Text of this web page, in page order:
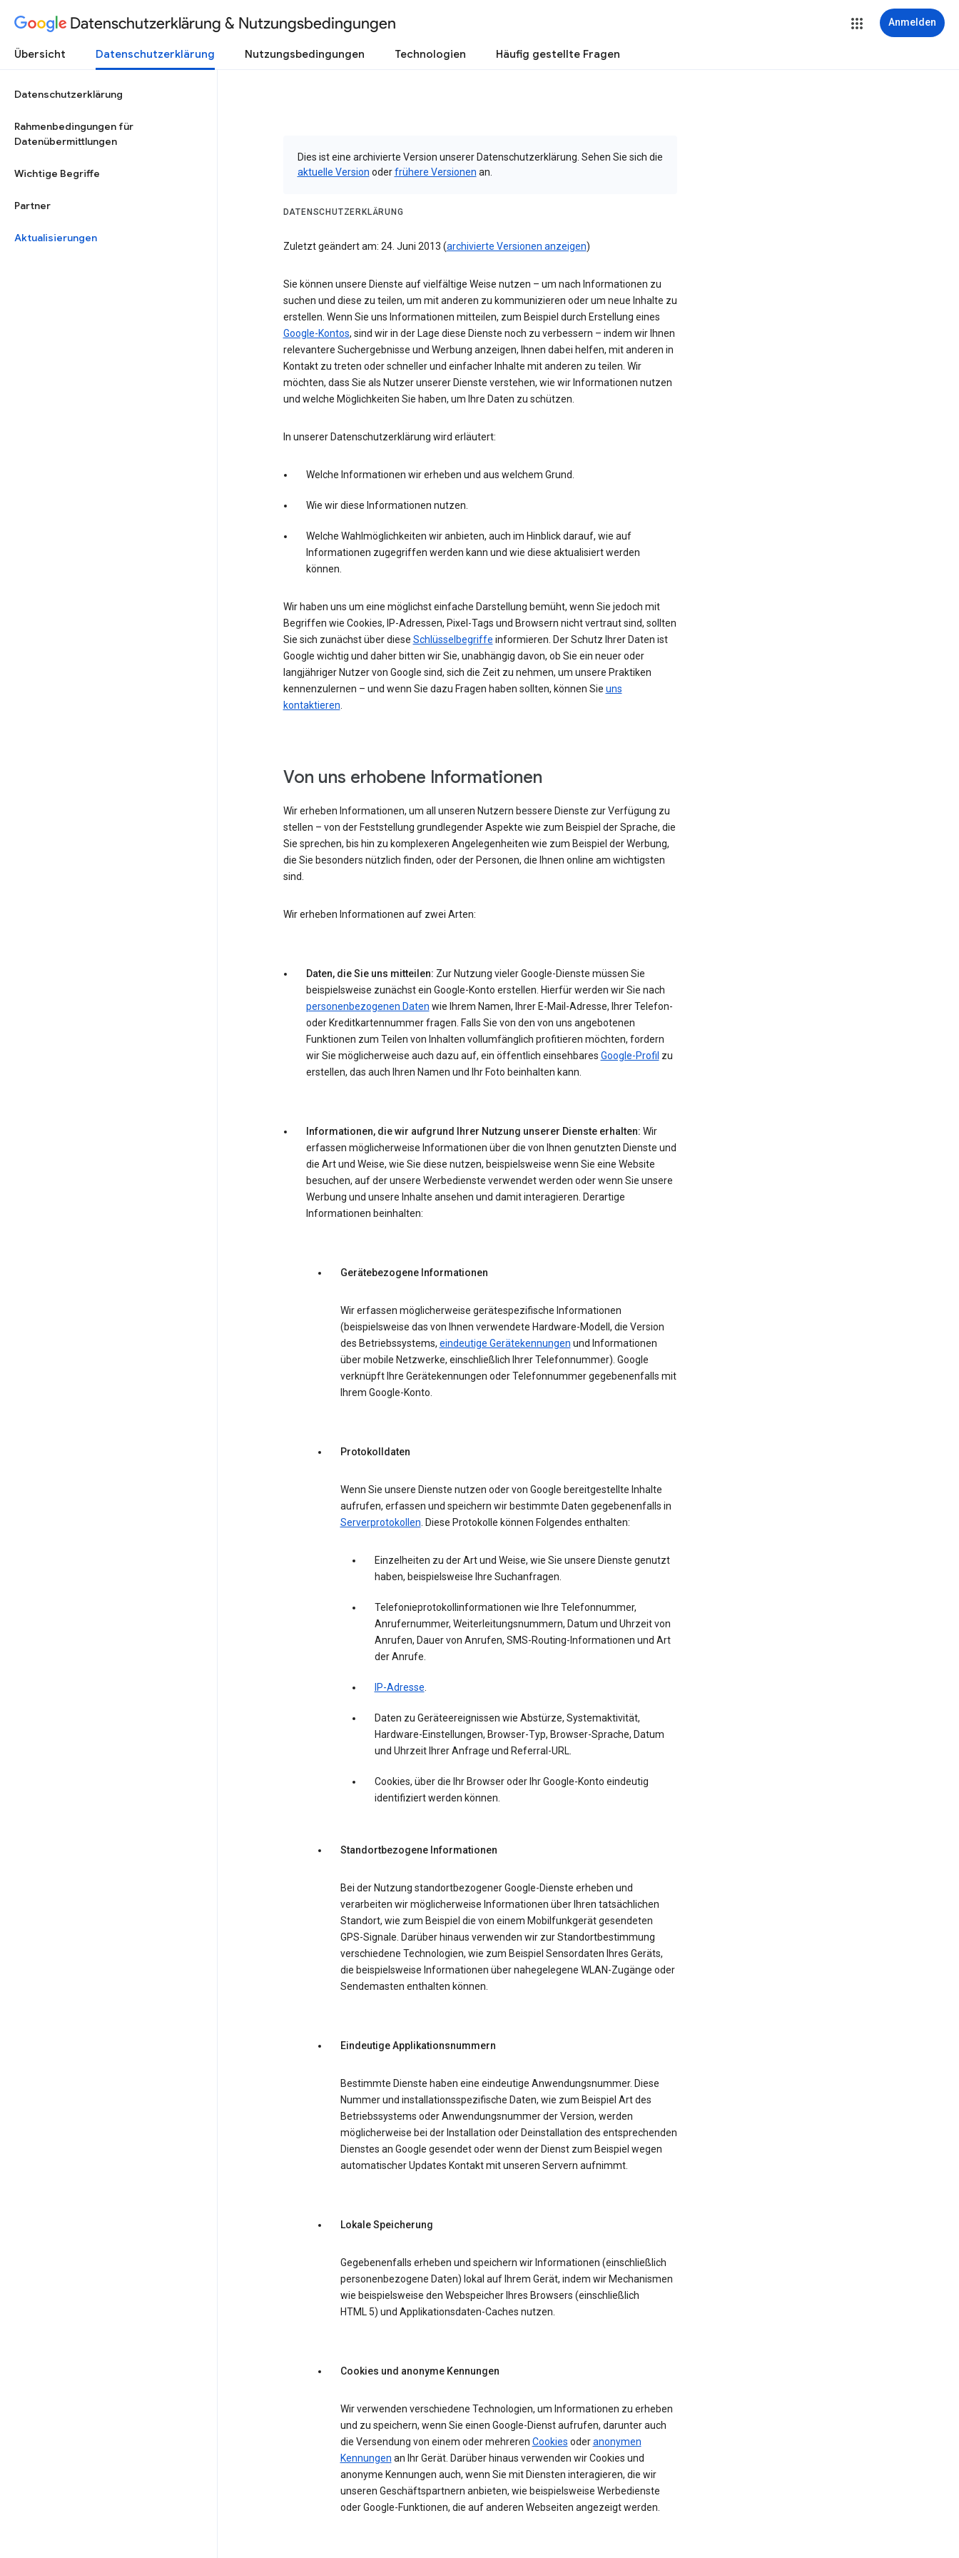
Datenschutzerklärung & Nutzungsbedingungen Anmelden
Übersicht Datenschutzerklärung Nutzungsbedingungen Technologien Häufig gestellte Fragen
Datenschutzerklärung
Rahmenbedingungen für
Datenübermittlungen
Wichtige Begriffe
Partner
Aktualisierungen
Dies ist eine archivierte Version unserer Datenschutzerklärung. Sehen Sie sich die
aktuelle Version oderfrühere Versionen an.
DATENSCHUTZERKLÄRUNG
Zuletzt geändert am: 24. Juni 2013 (archivierte Versionen anzeigen)
Sie können unsere Dienste auf vielfältige Weise nutzen – um nach Informationen zu
suchen und diese zu teilen, um mit anderen zu kommunizieren oder um neue Inhalte zu
erstellen. Wenn Sie uns Informationen mitteilen, zum Beispiel durch Erstellung eines
Google-Kontos, sind wir in der Lage diese Dienste noch zu verbessern – indem wir Ihnen
relevantere Suchergebnisse und Werbung anzeigen, Ihnen dabei helfen, mit anderen in
Kontakt zu treten oder schneller und einfacher Inhalte mit anderen zu teilen. Wir
möchten, dass Sie als Nutzer unserer Dienste verstehen, wie wir Informationen nutzen
und welche Möglichkeiten Sie haben, um Ihre Daten zu schützen.
In unserer Datenschutzerklärung wird erläutert:
Welche Informationen wir erheben und aus welchem Grund.
Wie wir diese Informationen nutzen.
Welche Wahlmöglichkeiten wir anbieten, auch im Hinblick darauf, wie auf
Informationen zugegriffen werden kann und wie diese aktualisiert werden
können.
Wir haben uns um eine möglichst einfache Darstellung bemüht, wenn Sie jedoch mit
Begriffen wie Cookies, IP-Adressen, Pixel-Tags und Browsern nicht vertraut sind, sollten
Sie sich zunächst über diese Schlüsselbegriffe informieren. Der Schutz Ihrer Daten ist
Google wichtig und daher bitten wir Sie, unabhängig davon, ob Sie ein neuer oder
langjähriger Nutzer von Google sind, sich die Zeit zu nehmen, um unsere Praktiken
kennenzulernen – und wenn Sie dazu Fragen haben sollten, können Sie uns
kontaktieren.
Von uns erhobene Informationen
Wir erheben Informationen, um all unseren Nutzern bessere Dienste zur Verfügung zu
stellen – von der Feststellung grundlegender Aspekte wie zum Beispiel der Sprache, die
Sie sprechen, bis hin zu komplexeren Angelegenheiten wie zum Beispiel der Werbung,
die Sie besonders nützlich finden, oder der Personen, die Ihnen online am wichtigsten
sind.
Wir erheben Informationen auf zwei Arten:
Daten, die Sie uns mitteilen: Zur Nutzung vieler Google-Dienste müssen Sie
beispielsweise zunächst ein Google-Konto erstellen. Hierfür werden wir Sie nach
personenbezogenen Daten wie Ihrem Namen, Ihrer E-Mail-Adresse, Ihrer Telefon-
oder Kreditkartennummer fragen. Falls Sie von den von uns angebotenen
Funktionen zum Teilen von Inhalten vollumfänglich profitieren möchten, fordern
wir Sie möglicherweise auch dazu auf, ein öffentlich einsehbares Google-Profil zu
erstellen, das auch Ihren Namen und Ihr Foto beinhalten kann.
Informationen, die wir aufgrund Ihrer Nutzung unserer Dienste erhalten: Wir
erfassen möglicherweise Informationen über die von Ihnen genutzten Dienste und
die Art und Weise, wie Sie diese nutzen, beispielsweise wenn Sie eine Website
besuchen, auf der unsere Werbedienste verwendet werden oder wenn Sie unsere
Werbung und unsere Inhalte ansehen und damit interagieren. Derartige
Informationen beinhalten:
Gerätebezogene Informationen
Wir erfassen möglicherweise gerätespezifische Informationen
(beispielsweise das von Ihnen verwendete Hardware-Modell, die Version
des Betriebssystems, eindeutige Gerätekennungen und Informationen
über mobile Netzwerke, einschließlich Ihrer Telefonnummer). Google
verknüpft Ihre Gerätekennungen oder Telefonnummer gegebenenfalls mit
Ihrem Google-Konto.
Protokolldaten
Wenn Sie unsere Dienste nutzen oder von Google bereitgestellte Inhalte
aufrufen, erfassen und speichern wir bestimmte Daten gegebenenfalls in
Serverprotokollen. Diese Protokolle können Folgendes enthalten:
Einzelheiten zu der Art und Weise, wie Sie unsere Dienste genutzt
haben, beispielsweise Ihre Suchanfragen.
Telefonieprotokollinformationen wie Ihre Telefonnummer,
Anrufernummer, Weiterleitungsnummern, Datum und Uhrzeit von
Anrufen, Dauer von Anrufen, SMS-Routing-Informationen und Art
der Anrufe.
IP-Adresse.
Daten zu Geräteereignissen wie Abstürze, Systemaktivität,
Hardware-Einstellungen, Browser-Typ, Browser-Sprache, Datum
und Uhrzeit Ihrer Anfrage und Referral-URL.
Cookies, über die Ihr Browser oder Ihr Google-Konto eindeutig
identifiziert werden können.
Standortbezogene Informationen
Bei der Nutzung standortbezogener Google-Dienste erheben und
verarbeiten wir möglicherweise Informationen über Ihren tatsächlichen
Standort, wie zum Beispiel die von einem Mobilfunkgerät gesendeten
GPS-Signale. Darüber hinaus verwenden wir zur Standortbestimmung
verschiedene Technologien, wie zum Beispiel Sensordaten Ihres Geräts,
die beispielsweise Informationen über nahegelegene WLAN-Zugänge oder
Sendemasten enthalten können.
Eindeutige Applikationsnummern
Bestimmte Dienste haben eine eindeutige Anwendungsnummer. Diese
Nummer und installationsspezifische Daten, wie zum Beispiel Art des
Betriebssystems oder Anwendungsnummer der Version, werden
möglicherweise bei der Installation oder Deinstallation des entsprechenden
Dienstes an Google gesendet oder wenn der Dienst zum Beispiel wegen
automatischer Updates Kontakt mit unseren Servern aufnimmt.
Lokale Speicherung
Gegebenenfalls erheben und speichern wir Informationen (einschließlich
personenbezogene Daten) lokal auf Ihrem Gerät, indem wir Mechanismen
wie beispielsweise den Webspeicher Ihres Browsers (einschließlich
HTML 5) und Applikationsdaten-Caches nutzen.
Cookies und anonyme Kennungen
Wir verwenden verschiedene Technologien, um Informationen zu erheben
und zu speichern, wenn Sie einen Google-Dienst aufrufen, darunter auch
die Versendung von einem oder mehreren Cookies oderanonymen
Kennungen an Ihr Gerät. Darüber hinaus verwenden wir Cookies und
anonyme Kennungen auch, wenn Sie mit Diensten interagieren, die wir
unseren Geschäftspartnern anbieten, wie beispielsweise Werbedienste
oder Google-Funktionen, die auf anderen Webseiten angezeigt werden.